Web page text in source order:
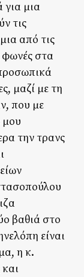
μια
τις
από τις
φωνές στα
μαζί με τη
που με
την τρανς
βαθιά στο
είναι
η κ.